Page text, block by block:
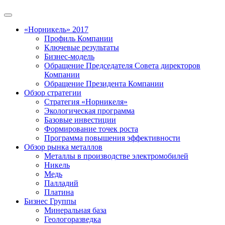
«Норникель» 2017
Профиль Компании
Ключевые результаты
Бизнес-модель
Обращение Председателя Совета директоров
Компании
Обращение Президента Компании
Обзор стратегии
Стратегия «Норникеля»
Экологическая программа
Базовые инвестиции
Формирование точек роста
Программа повышения эффективности
Обзор рынка металлов
Металлы в производстве электромобилей
Никель
Медь
Палладий
Платина
Бизнес Группы
Минеральная база
Геологоразведка